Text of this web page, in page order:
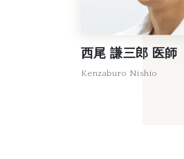
西尾 謙三郎 医師
Kenzaburo Nishio